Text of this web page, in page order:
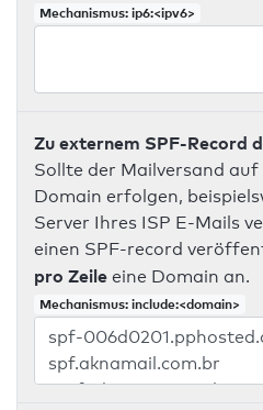
Mechanismus: ip6:<ipv6>
Zu externem SPF-Record
Sollte der Mailversand auf
Domain erfolgen,
Server Ihres ISP E-Mails
einen SPF-record
pro Zeile eine Domain an.
Mechanismus: include:<domain>